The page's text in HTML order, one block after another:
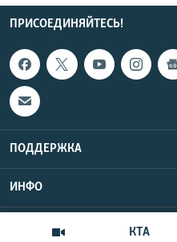
КТА
ПРИСОЕДИНЯЙТЕСЬ!
ПОДДЕРЖКА
ИНФО
Copyright
UTC+3